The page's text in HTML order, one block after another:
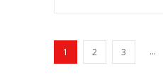
1 2 3 ...